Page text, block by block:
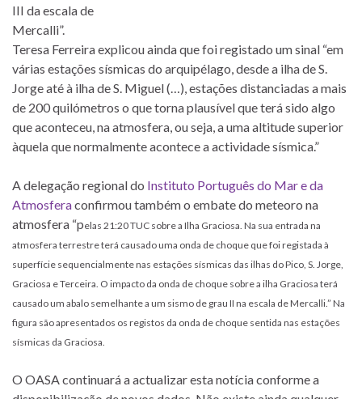
III da escala de
Mercalli”.
Teresa Ferreira explicou ainda que foi registado um sinal “em
várias estações sísmicas do arquipélago, desde a ilha de S.
Jorge até à ilha de S. Miguel (…), estações distanciadas a mais
de 200 quilómetros o que torna plausível que terá sido algo
que aconteceu, na atmosfera, ou seja, a uma altitude superior
àquela que normalmente acontece a actividade sísmica.”
A delegação regional do Instituto Português do Mar e da
Atmosferaconfirmou também o embate do meteoro na
atmosfera “pelas 21:20 TUC sobre a Ilha Graciosa. Na sua entrada na
atmosfera terrestre terá causado uma onda de choque que foi registada à
superfície sequencialmente nas estações sísmicas das ilhas do Pico, S. Jorge,
Graciosa e Terceira. O impacto da onda de choque sobre a ilha Graciosa terá
causado um abalo semelhante a um sismo de grau II na escala de Mercalli.” Na
figura são apresentados os registos da onda de choque sentida nas estações
sísmicas da Graciosa.
O OASA continuará a actualizar esta notícia conforme a